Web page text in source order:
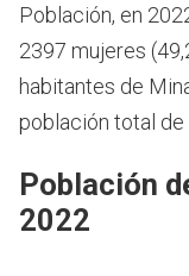
Población, en
2397 mujeres
habitantes de
población total de
Población
2022